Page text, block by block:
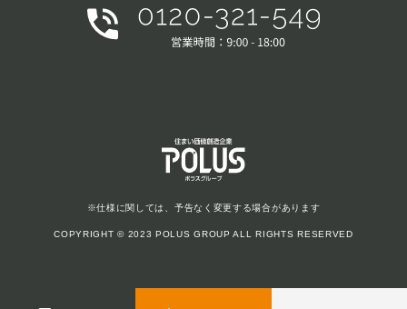
※仕様に関しては、予告なく変更する場合があります
COPYRIGHT © 2023 POLUS GROUP ALL RIGHTS RESERVED